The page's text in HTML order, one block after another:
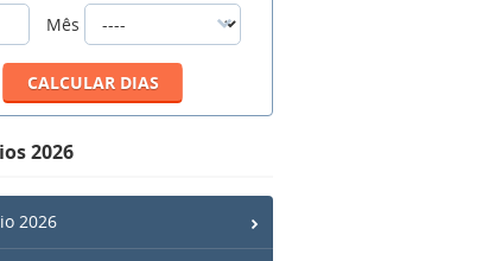
Mês
2026
2026